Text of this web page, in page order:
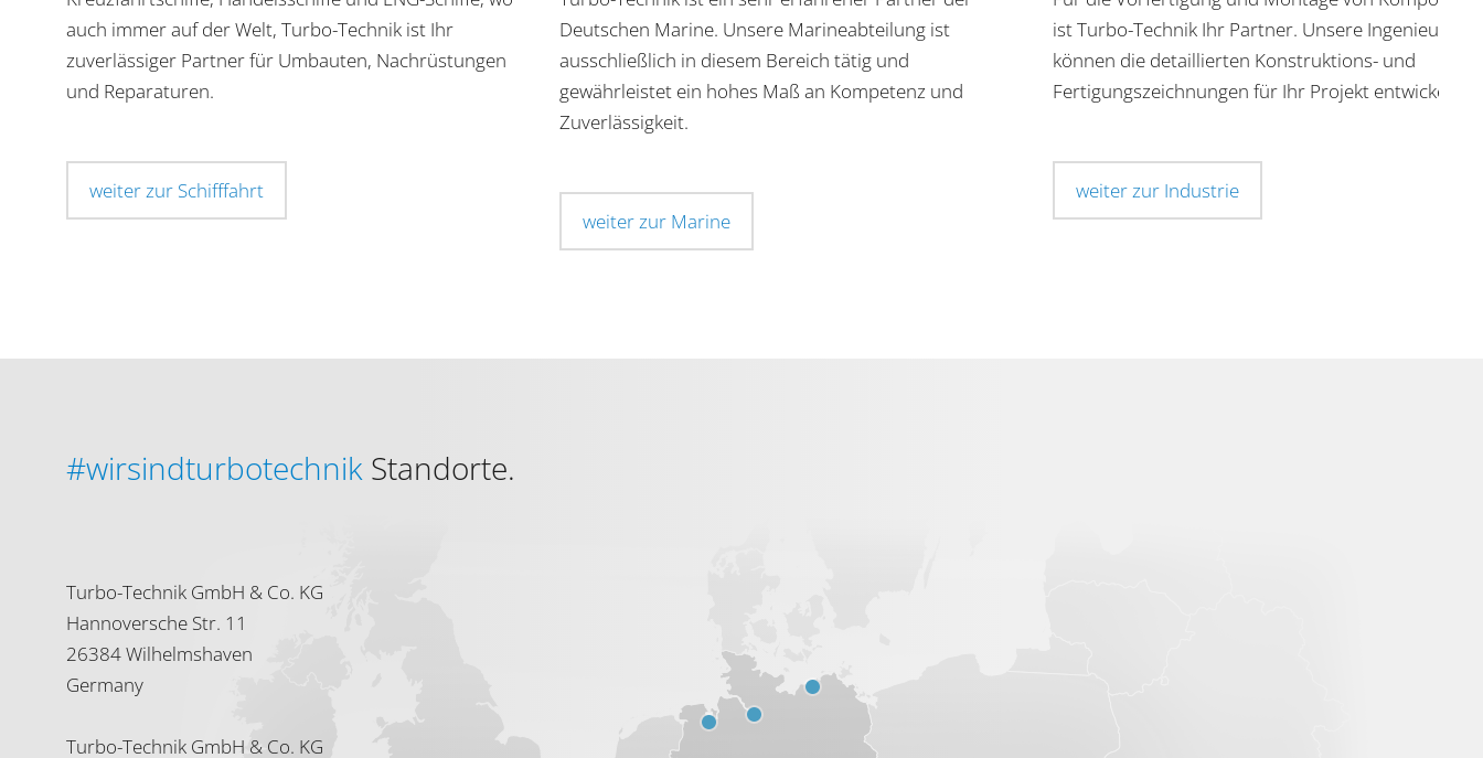
auch immer auf der Welt, Turbo-Technik ist Ihr
zuverlässiger Partner für Umbauten, Nachrüstungen
und Reparaturen.
weiter zur Schifffahrt
Deutschen Marine. Unsere Marineabteilung ist
ausschließlich in diesem Bereich tätig und
gewährleistet ein hohes Maß an Kompetenz und
Zuverlässigkeit.
weiter zur Marine
ist Turbo-Technik Ihr Partner. Unsere Ingenieure
können die detaillierten Konstruktions- und
Fertigungszeichnungen für Ihr Projekt entwickeln.
weiter zur Industrie
#wirsindturbotechnik Standorte.
Turbo-Technik GmbH & Co. KG
Hannoversche Str. 11
26384 Wilhelmshaven
Germany
Turbo-Technik GmbH & Co. KG